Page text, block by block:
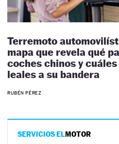
Terremoto
mapa que revela qué
coches chinos y
leales a su bandera
RUBÉN PÉREZ
SERVICIOS ELMOTOR